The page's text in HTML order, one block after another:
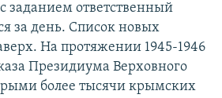
заданием ответственный
за день. Список новых
На протяжении 1945-1946
Президиума Верховного
более тысячи крымских